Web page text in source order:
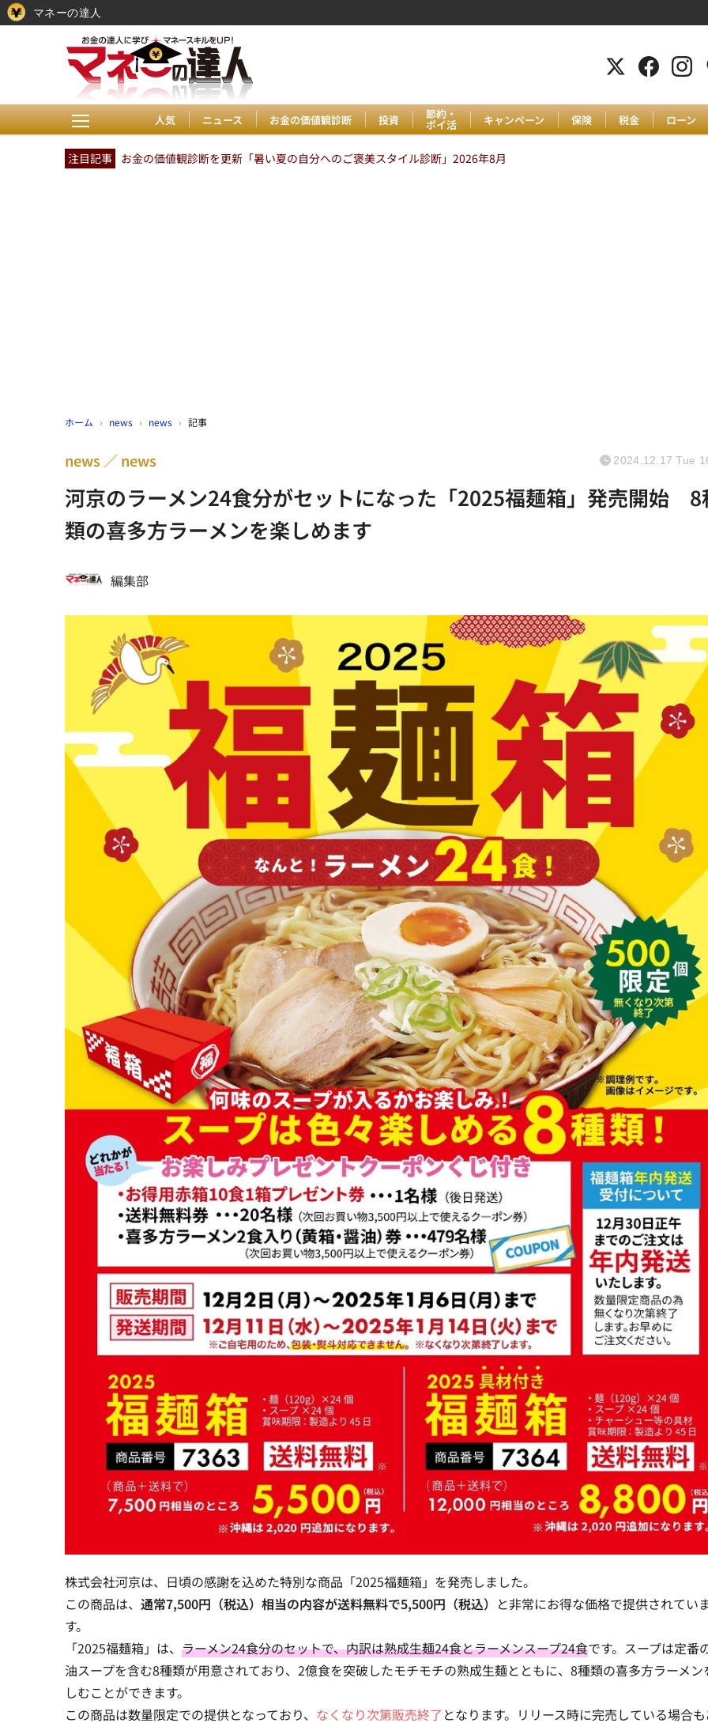
人気 ニュース お金の価値観診断 投資 節約・
ポイ活 キャンペーン 保険 税金 ローン
注目記事 お金の価値観診断を更新「暑い夏の自分へのご褒美スタイル診断」2026年8月
ホーム › news › news › 記事
河京のラーメン24食分がセットになった「2025福麺箱」発売開始 8
類の喜多方ラーメンを楽しめます
news news 2024.12.17 Tue
編集部
株式会社河京は、日頃の感謝を込めた特別な商品「2025福麺箱」を発売しました。
この商品は、 通常7,500円（税込）相当の内容が送料無料で5,500円（税込） と非常にお得な価格で提供されてい
す。
「2025福麺箱」は、 ラーメン24食分のセットで、内訳は熟成生麺24食とラーメンスープ24食です。スープは定番
油スープを含む8種類が用意されており、2億食を突破したモチモチの熟成生麺とともに、8種類の喜多方ラーメン
しむことができます。
この商品は数量限定での提供となっており、 なくなり次第販売終了 となります。リリース時に完売している場合
マネーの達人